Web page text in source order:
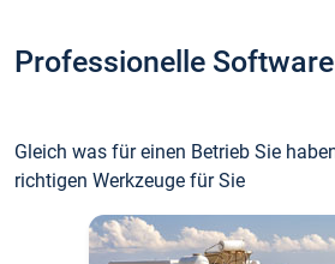
Professionelle
Gleich was für einen Betrieb Sie
richtigen Werkzeuge für Sie